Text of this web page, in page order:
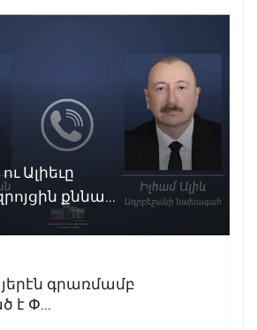
Ալիեւը
քննա...
գրառմամբ
է Փ...